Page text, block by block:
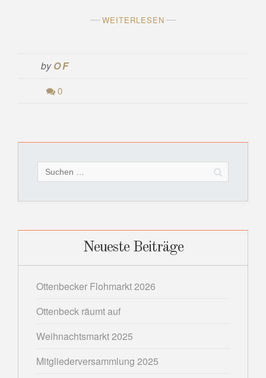
WEITERLESEN
byOF
0
nach:
Neueste Beiträge
Ottenbecker Flohmarkt 2026
Ottenbeck räumt auf
Weihnachtsmarkt 2025
Mitgliederversammlung 2025